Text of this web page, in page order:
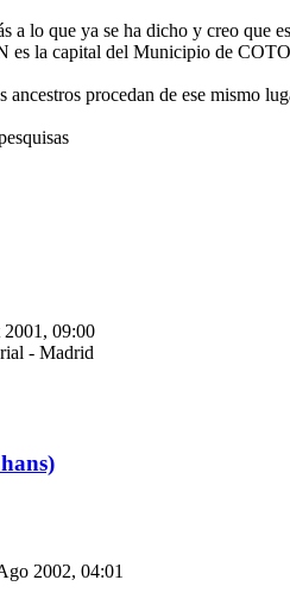
a lo que ya se ha dicho y creo que
es la capital del Municipio de
ancestros procedan de ese mismo
2001, 09:00
- Madrid
2002, 04:01